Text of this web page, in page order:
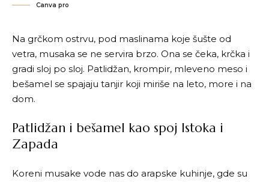
Canva pro
Na grčkom ostrvu, pod maslinama koje šušte od
vetra, musaka se ne servira brzo. Ona se čeka, krčka i
gradi sloj po sloj. Patlidžan, krompir, mleveno meso i
bešamel se spajaju tanjir koji miriše na leto, more i na
dom.
Patlidžan i bešamel kao spoj Istoka i
Zapada
Koreni musake vode nas do arapske kuhinje, gde su